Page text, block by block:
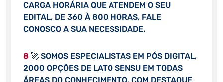
CARGA HORÁRIA QUE ATENDEM O SEU
EDITAL, DE 360 À 800 HORAS, FALE
CONOSCO A SUA NECESSIDADE.
8 🚀 SOMOS ESPECIALISTAS EM PÓS DIGITAL,
2000 OPÇÕES DE LATO SENSU EM TODAS
ÁREAS DO CONHECIMENTO, COM DESTAQUE